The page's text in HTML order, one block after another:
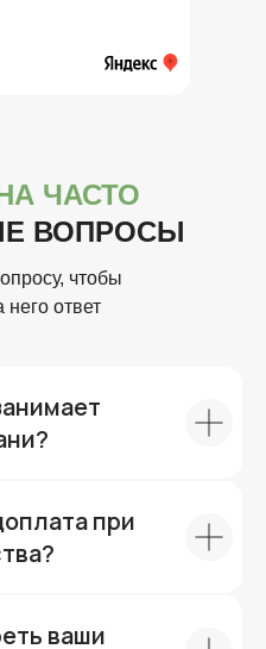
ЧАСТО
ВОПРОСЫ
чтобы
него ответ
при
ваши